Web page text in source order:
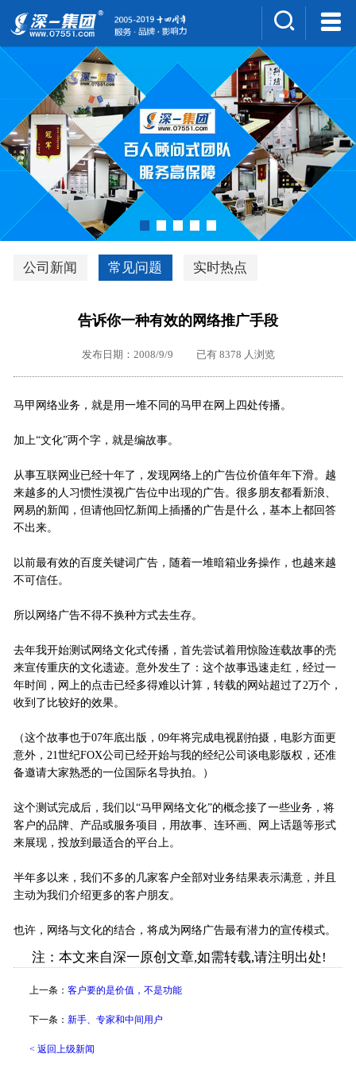
集团介绍
人才招聘
案例展示
新闻中心
深一风采
联系我们
深优通系统V3.0
深一集团优势
外地客户专栏
公司新闻 常见问题 实时热点
告诉你一种有效的网络推广手段
发布日期：2008/9/9 已有 8378 人浏览
马甲网络业务，就是用一堆不同的马甲在网上四处传播。
加上“文化”两个字，就是编故事。
从事互联网业已经十年了，发现网络上的广告位价值年年下滑。越
来越多的人习惯性漠视广告位中出现的广告。很多朋友都看新浪、
网易的新闻，但请他回忆新闻上插播的广告是什么，基本上都回答
不出来。
以前最有效的百度关键词广告，随着一堆暗箱业务操作，也越来越
不可信任。
所以网络广告不得不换种方式去生存。
去年我开始测试网络文化式传播，首先尝试着用惊险连载故事的壳
来宣传重庆的文化遗迹。意外发生了：这个故事迅速走红，经过一
年时间，网上的点击已经多得难以计算，转载的网站超过了2万个，
收到了比较好的效果。
（这个故事也于07年底出版，09年将完成电视剧拍摄，电影方面更
意外，21世纪FOX公司已经开始与我的经纪公司谈电影版权，还准
备邀请大家熟悉的一位国际名导执拍。）
这个测试完成后，我们以“马甲网络文化”的概念接了一些业务，将
客户的品牌、产品或服务项目，用故事、连环画、网上话题等形式
来展现，投放到最适合的平台上。
半年多以来，我们不多的几家客户全部对业务结果表示满意，并且
主动为我们介绍更多的客户朋友。
也许，网络与文化的结合，将成为网络广告最有潜力的宣传模式。
注：本文来自深一原创文章,如需转载,请注明出处!
上一条： 客户要的是价值，不是功能
下一条： 新手、专家和中间用户
< 返回上级新闻